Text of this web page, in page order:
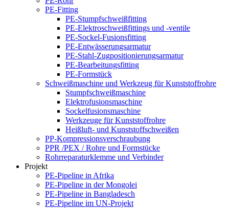
PE-Fitting
PE-Stumpfschweißfitting
PE-Elektroschweißfittings und -ventile
PE-Sockel-Fusionsfitting
PE-Entwässerungsarmatur
PE-Stahl-Zugpositionierungsarmatur
PE-Bearbeitungsfitting
PE-Formstück
Schweißmaschine und Werkzeug für Kunststoffrohre
Stumpfschweißmaschine
Elektrofusionsmaschine
Sockelfusionsmaschine
Werkzeuge für Kunststoffrohre
Heißluft- und Kunststoffschweißen
PP-Kompressionsverschraubung
PPR /PEX / Rohre und Formstücke
Rohrreparaturklemme und Verbinder
Projekt
PE-Pipeline in Afrika
PE-Pipeline in der Mongolei
PE-Pipeline in Bangladesch
PE-Pipeline im UN-Projekt